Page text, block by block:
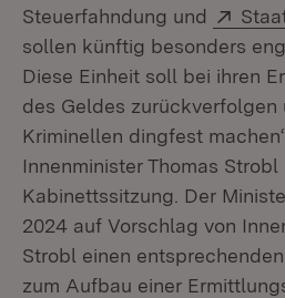
Steuerfahndung und
sollen künftig besonders
Diese Einheit soll bei ihren
des Geldes zurückverfolgen
Kriminellen dingfest
Innenminister Thomas
Kabinettssitzung. Der
2024 auf Vorschlag von
Strobl einen
zum Aufbau einer